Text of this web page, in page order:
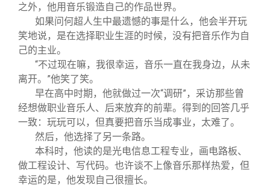
之外，他用音乐锻造自己的作品世界。
如果问何超人生中最遗憾的事是什么，他会半开玩
笑地说，是在选择职业生涯的时候，没有把音乐作为自
己的主业。
“不过现在嘛，我很幸运，音乐一直在我身边，从未
离开。”他笑了笑。
早在高中时期，他就做过一次“调研”，采访那些曾
经想做职业音乐人、后来放弃的前辈。得到的回答几乎
一致：玩玩可以，但真要把音乐当成事业，太难了。
然后，他选择了另一条路。
本科时，他读的是光电信息工程专业，画电路板、
做工程设计、写代码。也许谈不上像音乐那样热爱，但
幸运的是，他发现自己很擅长。